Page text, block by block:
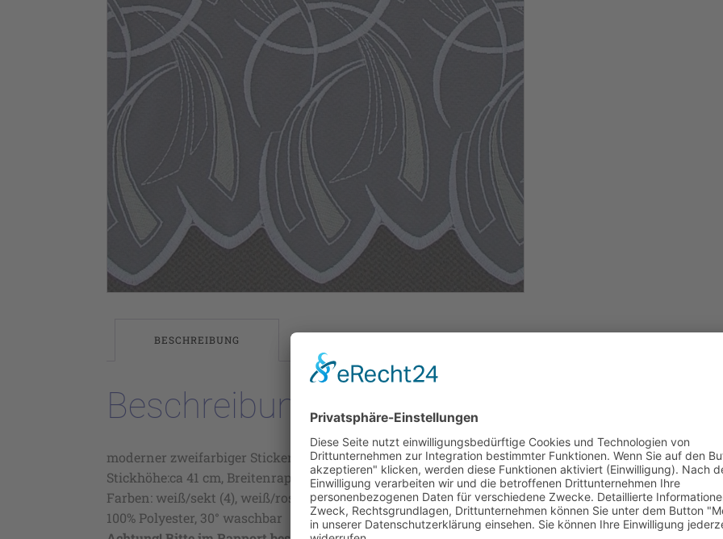
BESCHREIBUNG
Beschreibung
moderner zweifarbiger Stickereistore auf transparenten Drehersable`,
Stickhöhe:ca 41 cm, Breitenrapport ca 16,3 cm,
Farben: weiß/sekt (4), weiß/rose` (6),
100% Polyester, 30° waschbar